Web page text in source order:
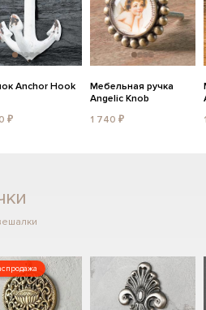
Anchor Hook
₽
Мебельная ручка
Angelic Knob
1 740 ₽